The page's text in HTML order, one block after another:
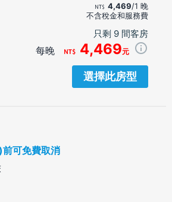
4,469/1 晚
不含稅金和服務費
只剩 9 間客房
每晚 4,469元
選擇此房型
可免費取消